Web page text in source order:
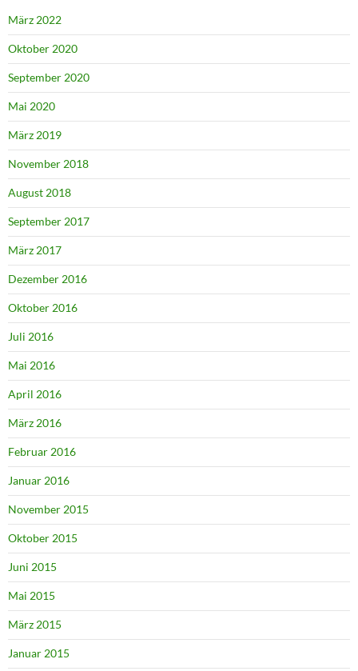
März 2022
Oktober 2020
September 2020
Mai 2020
März 2019
November 2018
August 2018
September 2017
März 2017
Dezember 2016
Oktober 2016
Juli 2016
Mai 2016
April 2016
März 2016
Februar 2016
Januar 2016
November 2015
Oktober 2015
Juni 2015
Mai 2015
März 2015
Januar 2015